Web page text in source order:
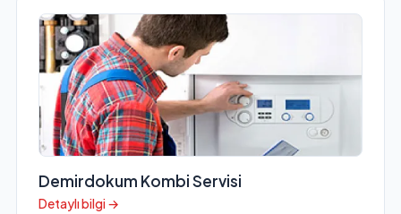
Demirdokum Kombi Servisi
Detaylı bilgi →